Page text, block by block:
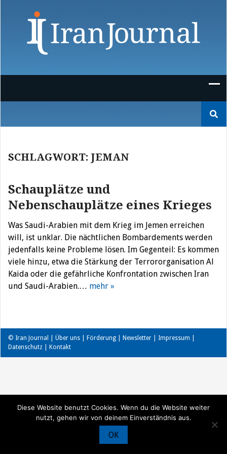
nach:
SCHLAGWORT: JEMAN
Schauplätze und
Nebenschauplätze eines Krieges
Was Saudi-Arabien mit dem Krieg im Jemen erreichen
will, ist unklar. Die nächtlichen Bombardements werden
jedenfalls keine Probleme lösen. Im Gegenteil: Es kommen
viele hinzu, etwa die Stärkung der Terrororganisation Al
Kaida oder die gefährliche Konfrontation zwischen Iran
und Saudi-Arabien.… mehr »
© Iran Journal | Über uns Förderung Newsletter Impressum
Datenschutz
Kontakt
Diese Website benutzt Cookies. Wenn du die Website weiter
nutzt, gehen wir von deinem Einverständnis aus.
OK